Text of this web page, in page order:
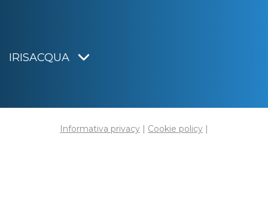
IRISACQUA
Informativa privacy | Cookie policy |